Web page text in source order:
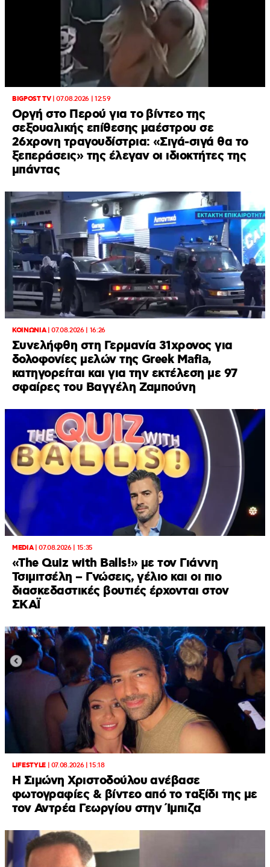
BIGPOST TV|07.08.2026 | 12:59
Οργή στο Περού για το βίντεο της
σεξουαλικής επίθεσης μαέστρου σε
26χρονη τραγουδίστρια: «Σιγά-σιγά θα το
ξεπεράσεις» της έλεγαν οι ιδιοκτήτες της
μπάντας
ΚΟΙΝΩΝΙΑ|07.08.2026 | 16:26
Συνελήφθη στη Γερμανία 31χρονος για
δολοφονίες μελών της Greek Mafia,
κατηγορείται και για την εκτέλεση με 97
σφαίρες του Βαγγέλη Ζαμπούνη
MEDIA|07.08.2026 | 15:35
«The Quiz with Balls!» με τον Γιάννη
Τσιμιτσέλη – Γνώσεις, γέλιο και οι πιο
διασκεδαστικές βουτιές έρχονται στον
ΣΚΑΪ
LIFESTYLE| 07.08.2026 | 15:18
Η Σιμώνη Χριστοδούλου ανέβασε
φωτογραφίες & βίντεο από το ταξίδι της με
τον Αντρέα Γεωργίου στην Ίμπιζα